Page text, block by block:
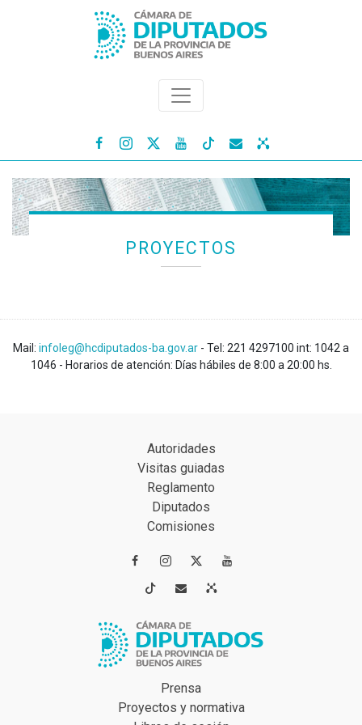
   
PROYECTOS
Mail: infoleg@hcdiputados-ba.gov.ar - Tel: 221 4297100 int: 1042 a
1046 - Horarios de atención: Días hábiles de 8:00 a 20:00 hs.
Autoridades
Visitas guiadas
Reglamento
Diputados
Comisiones
 
 
Prensa
Proyectos y normativa